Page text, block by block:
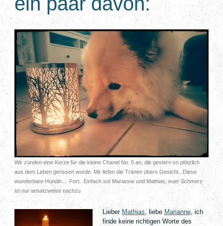
Wir zünden eine Kerze für die kleine Chanel No. 5 an, die gestern so plötzlich
aus dem Leben gerissen wurde. Mir liefen die Tränen übers Gesicht...Diese
wunderbare Hündin.... Fort.. Einfach so! Marianne und Mathias, euer Schmerz
ist nur ansatzweise nachzu
Lieber Mathias , liebe Marianne , ich
finde keine richtigen Worte des